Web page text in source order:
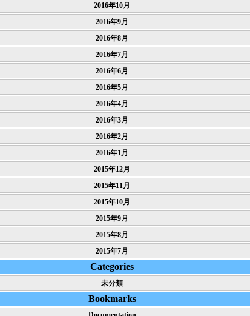
2016年10月
2016年9月
2016年8月
2016年7月
2016年6月
2016年5月
2016年4月
2016年3月
2016年2月
2016年1月
2015年12月
2015年11月
2015年10月
2015年9月
2015年8月
2015年7月
Categories
未分類
Bookmarks